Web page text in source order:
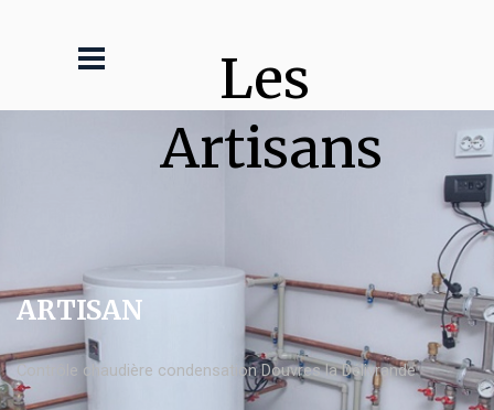
Les
Artisans
ARTISAN
Contrôle chaudière condensation Douvres la Délivrande